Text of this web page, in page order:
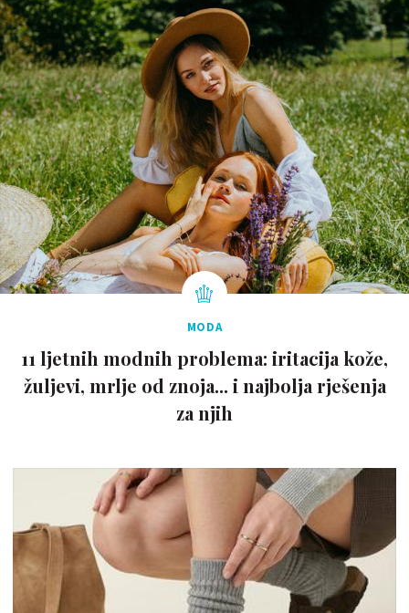
MODA
11 ljetnih modnih problema: iritacija kože,
žuljevi, mrlje od znoja... i najbolja rješenja
za njih